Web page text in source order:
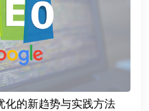
化的新趋势与实践方法